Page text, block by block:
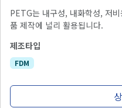
PETG는 내구성, 내화학성, 저
품 제작에 널리 활용됩니다.
제조타입
FDM